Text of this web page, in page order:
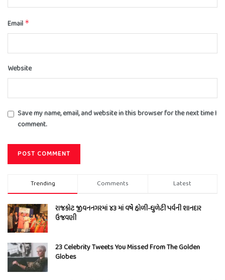
Email *
Website
Save my name, email, and website in this browser for the next time I
comment.
Trending Comments Latest
રાજકોટ જીવનનગરમાં ૪૩ માં વર્ષે હોળી-ધુળેટી પર્વની શાનદાર
ઉજવણી
23 Celebrity Tweets You Missed From The Golden
Globes